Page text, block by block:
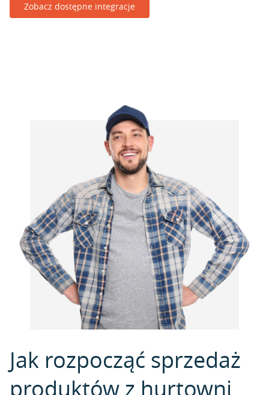
Zobacz dostępne integracje
Jak rozpocząć sprzedaż
produktów z hurtowni